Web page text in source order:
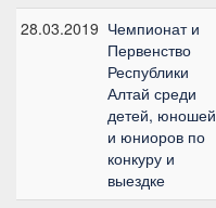
28.03.2019 Чемпионат и
Первенство
Республики
Алтай среди
детей, юношей
и юниоров по
конкуру и
выездке